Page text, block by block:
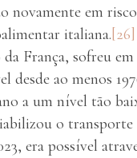
novamente em
italiana.[26]
França, sofreu em
desde ao menos
a um nível tão
o
era possível